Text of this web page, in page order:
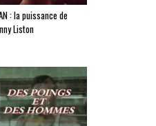
: la puissance de
Liston